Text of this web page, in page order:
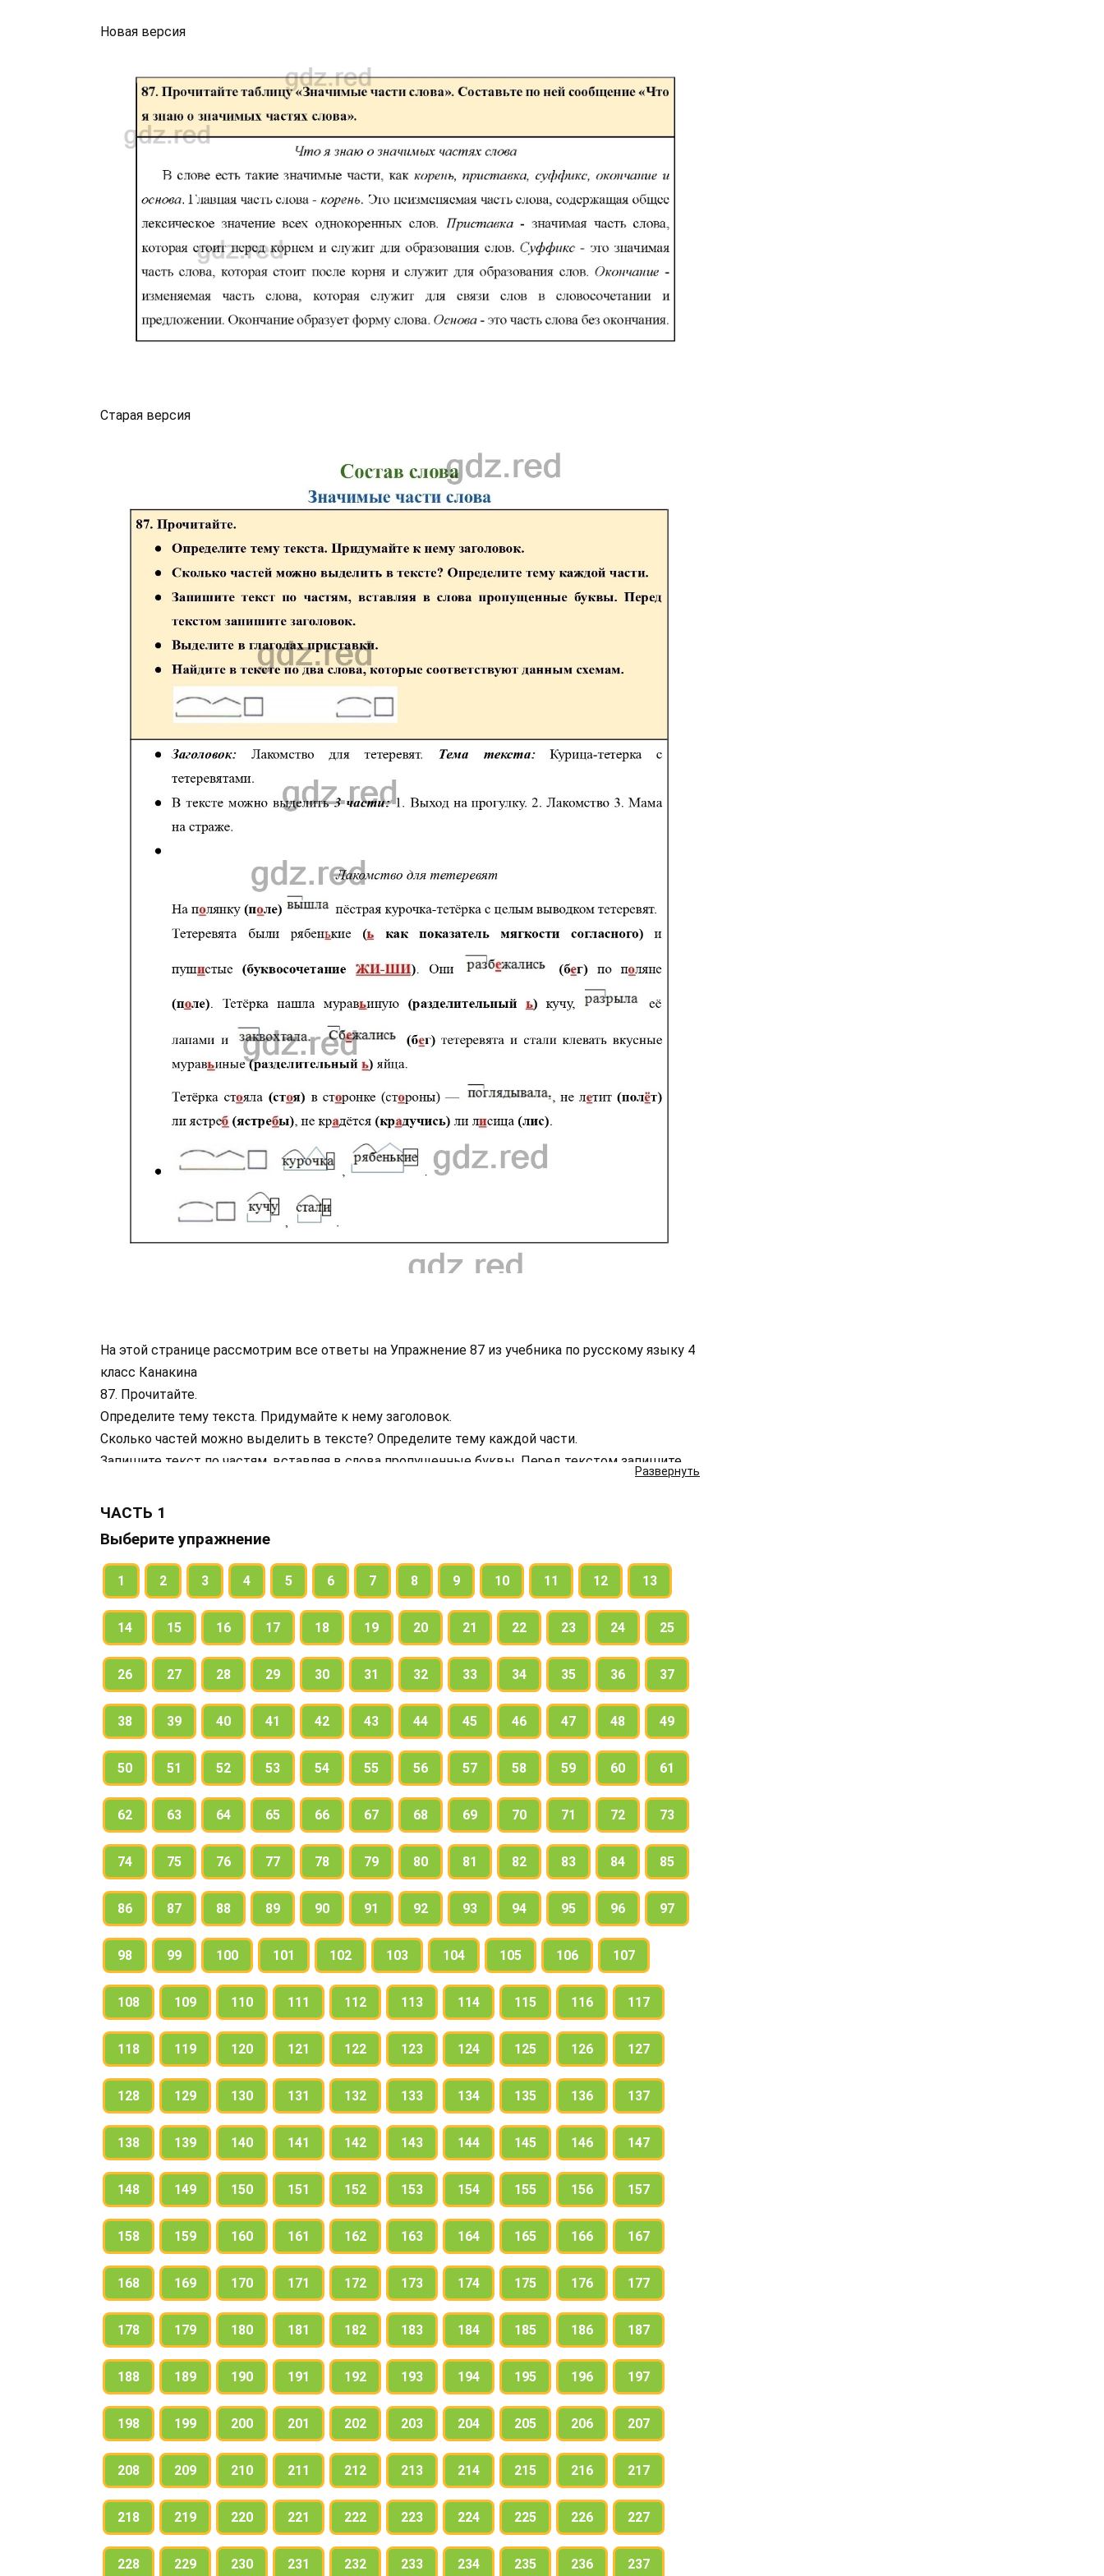
Новая версия
Старая версия
Развернуть
На этой странице рассмотрим все ответы на Упражнение 87 из учебника по русскому языку 4
класс Канакина
87. Прочитайте.
Определите тему текста. Придумайте к нему заголовок.
Сколько частей можно выделить в тексте? Определите тему каждой части.
Запишите текст по частям, вставляя в слова пропущенные буквы. Перед текстом запишите
Выделите в глаголах приставки.
ЧАСТЬ 1
Выберите упражнение
1 2 3 4 5 6 7 8 9 10 11 12 13
14 15 16 17 18 19 20 21 22 23 24 25
26 27 28 29 30 31 32 33 34 35 36 37
38 39 40 41 42 43 44 45 46 47 48 49
50 51 52 53 54 55 56 57 58 59 60 61
62 63 64 65 66 67 68 69 70 71 72 73
74 75 76 77 78 79 80 81 82 83 84 85
86 87 88 89 90 91 92 93 94 95 96 97
98 99 100 101 102 103 104 105 106 107
108 109 110 111 112 113 114 115 116 117
118 119 120 121 122 123 124 125 126 127
128 129 130 131 132 133 134 135 136 137
138 139 140 141 142 143 144 145 146 147
148 149 150 151 152 153 154 155 156 157
158 159 160 161 162 163 164 165 166 167
168 169 170 171 172 173 174 175 176 177
178 179 180 181 182 183 184 185 186 187
188 189 190 191 192 193 194 195 196 197
198 199 200 201 202 203 204 205 206 207
208 209 210 211 212 213 214 215 216 217
218 219 220 221 222 223 224 225 226 227
228 229 230 231 232 233 234 235 236 237